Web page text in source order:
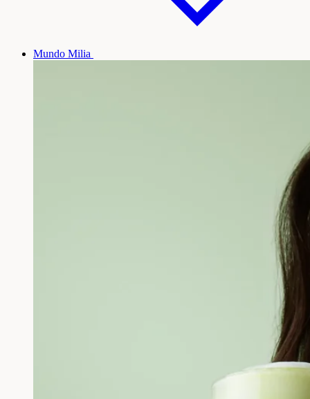
Mundo Milia